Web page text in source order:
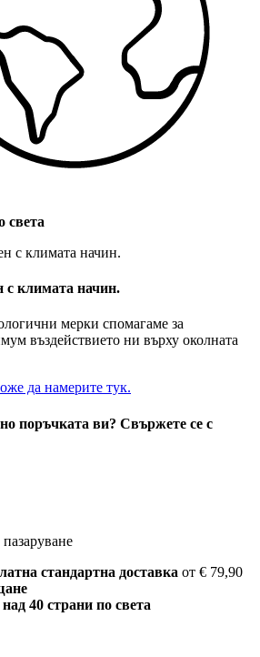
света
с климата начин.
мерки спомагаме за
въздействието ни върху околната
да намерите тук.
поръчката ви? Свържете се с
стандартна доставка от € 79,90
над 40 страни по света